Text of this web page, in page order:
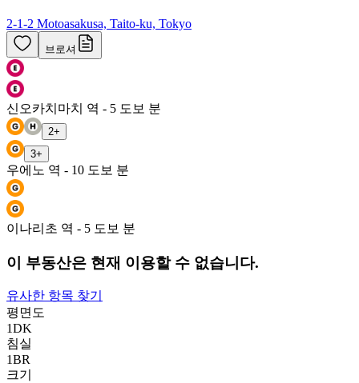
2-1-2 Motoasakusa, Taito-ku, Tokyo
브로셔
신오카치마치 역 - 5 도보 분
2+
3+
우에노 역 - 10 도보 분
이나리초 역 - 5 도보 분
이 부동산은 현재 이용할 수 없습니다.
유사한 항목 찾기
평면도
1DK
침실
1BR
크기